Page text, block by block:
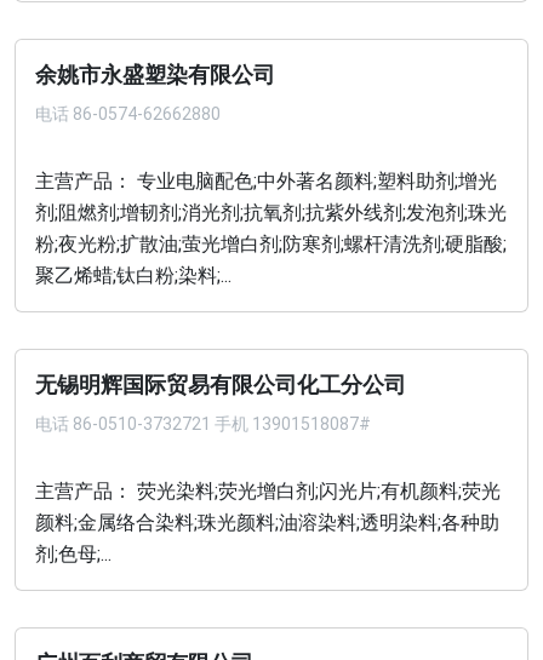
余姚市永盛塑染有限公司
电话 86-0574-62662880
主营产品： 专业电脑配色;中外著名颜料;塑料助剂;增光
剂;阻燃剂;增韧剂;消光剂;抗氧剂;抗紫外线剂;发泡剂;珠光
粉;夜光粉;扩散油;萤光增白剂;防寒剂;螺杆清洗剂;硬脂酸;
聚乙烯蜡;钛白粉;染料;...
无锡明辉国际贸易有限公司化工分公司
电话 86-0510-3732721 手机 13901518087#
主营产品： 荧光染料;荧光增白剂;闪光片;有机颜料;荧光
颜料;金属络合染料;珠光颜料;油溶染料;透明染料;各种助
剂;色母;...